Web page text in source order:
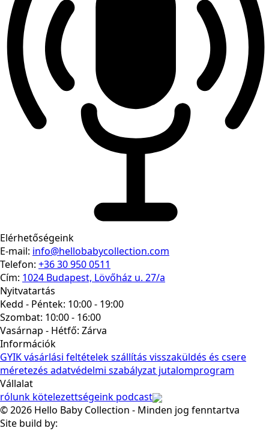
Elérhetőségeink
E-mail: info@hellobabycollection.com
Telefon: +36 30 950 0511
Cím: 1024 Budapest, Lövőház u. 27/a
Nyitvatartás
Kedd - Péntek: 10:00 - 19:00
Szombat: 10:00 - 16:00
Vasárnap - Hétfő: Zárva
Információk
GYIKvásárlási feltételekszállítás visszaküldés és csere
méretezés adatvédelmi szabályzat jutalomprogram
Vállalat
rólunk kötelezettségeink podcast
© 2026 Hello Baby Collection - Minden jog fenntartva
Site build by: